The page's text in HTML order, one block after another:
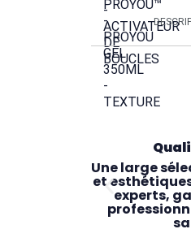
Une large
et
experts,